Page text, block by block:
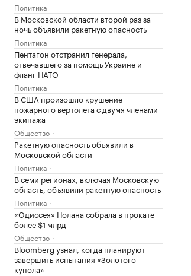
Политика
В Московской области второй раз за
ночь объявили ракетную опасность
Политика
Пентагон отстранил генерала,
отвечавшего за помощь Украине и
фланг НАТО
Политика
В США произошло крушение
пожарного вертолета с двумя членами
экипажа
Общество
Ракетную опасность объявили в
Московской области
Политика
В семи регионах, включая Московскую
область, объявили ракетную опасность
Политика
«Одиссея» Нолана собрала в прокате
более $1 млрд
Общество
Bloomberg узнал, когда планируют
завершить испытания «Золотого
купола»